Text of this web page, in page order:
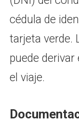
cédula de
tarjeta verde.
puede
el viaje.